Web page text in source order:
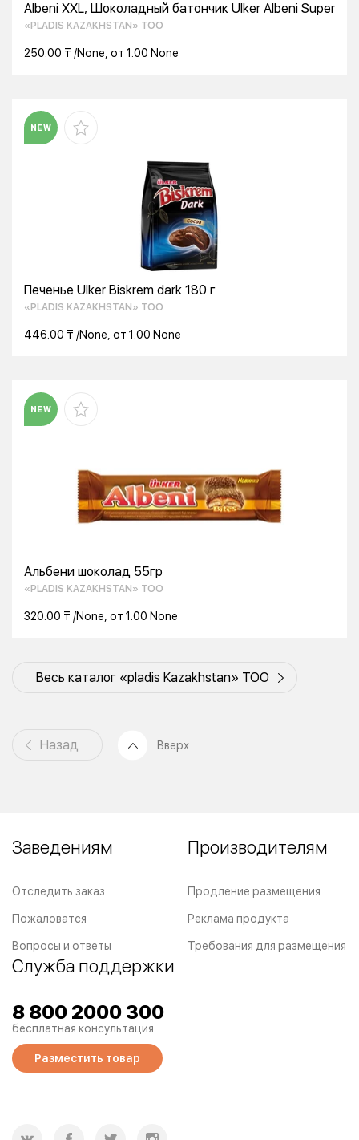
Albeni XXL, Шоколадный батончик Ülker Albeni Super
«PLADIS KAZAKHSTAN» ТОО
250.00 ₸ /None, от 1.00 None
NEW
Печенье Ulker Biskrem dark 180 г
«PLADIS KAZAKHSTAN» ТОО
446.00 ₸ /None, от 1.00 None
NEW
Альбени шоколад 55гр
«PLADIS KAZAKHSTAN» ТОО
320.00 ₸ /None, от 1.00 None
Весь каталог «pladis Kazakhstan» ТОО
Назад Вверх
Заведениям
Отследить заказ
Пожаловатся
Вопросы и ответы
Производителям
Продление размещения
Реклама продукта
Требования для размещения
Служба поддержки
8 800 2000 300
бесплатная консультация
Разместить товар